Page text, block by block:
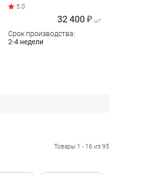
32 400 ₽ шт
Срок производства:
2-4 недели
Товары 1 - 16 из 95